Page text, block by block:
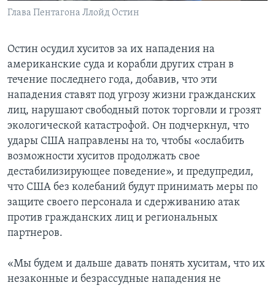
Глава Пентагона Ллойд Остин
Остин осудил хуситов за их нападения на
американские суда и корабли других стран в
течение последнего года, добавив, что эти
нападения ставят под угрозу жизни гражданских
лиц, нарушают свободный поток торговли и грозят
экологической катастрофой. Он подчеркнул, что
удары США направлены на то, чтобы «ослабить
возможности хуситов продолжать свое
дестабилизирующее поведение», и предупредил,
что США без колебаний будут принимать меры по
защите своего персонала и сдерживанию атак
против гражданских лиц и региональных
партнеров.
«Мы будем и дальше давать понять хуситам, что их
незаконные и безрассудные нападения не